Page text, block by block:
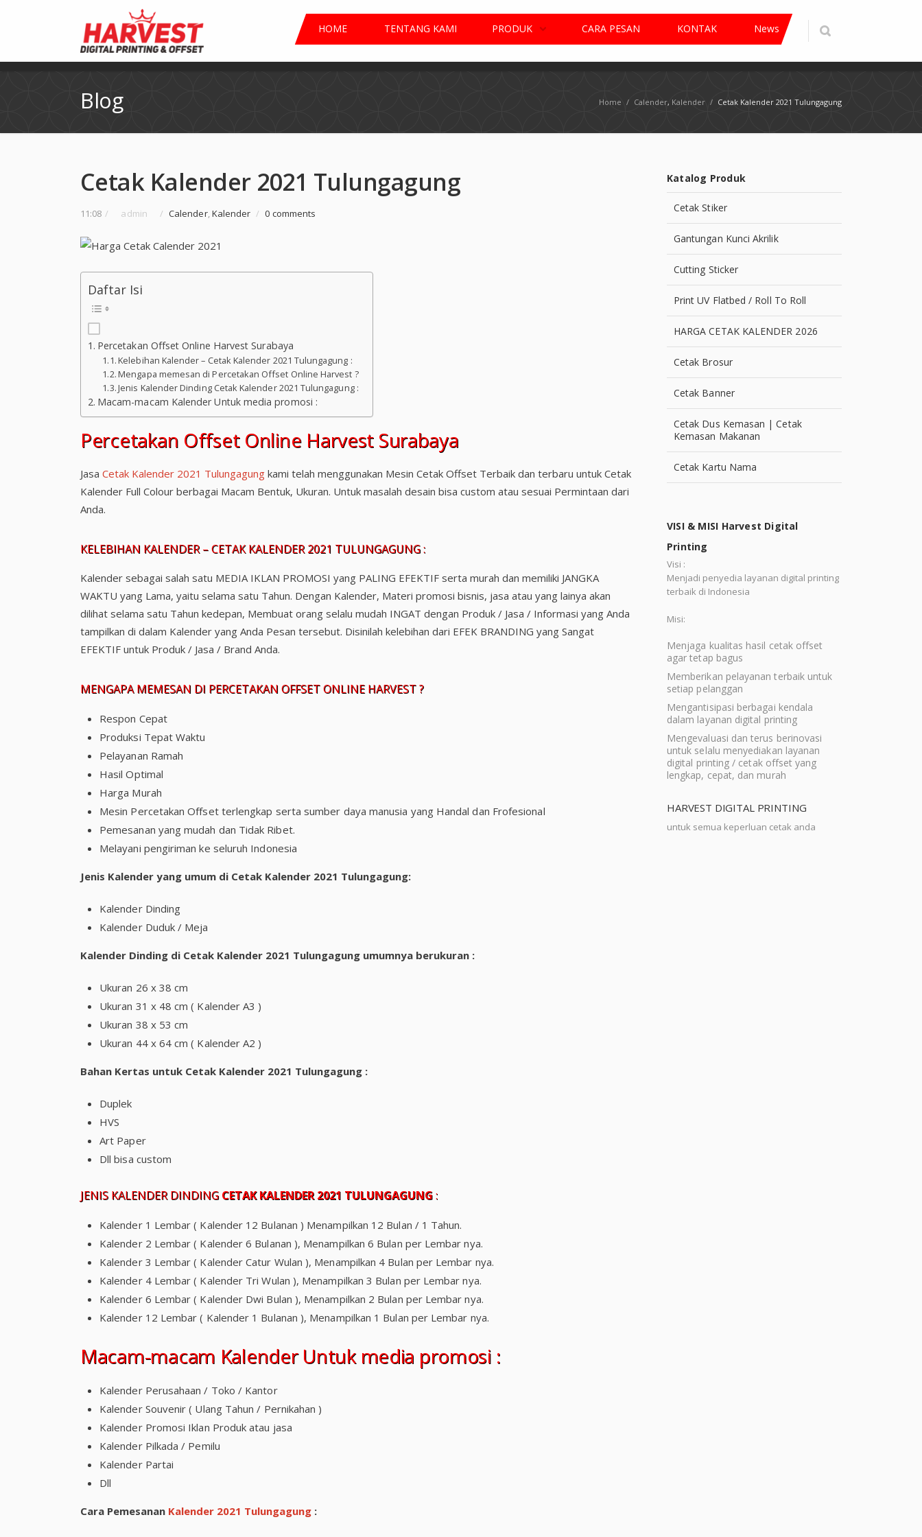
HOME TENTANG KAMI PRODUK CARA PESAN KONTAK News
Home / Calender, Kalender / Cetak Kalender 2021 Tulungagung
Blog
Cetak Kalender 2021 Tulungagung
11:08 / admin / Calender,Kalender / 0 comments
Daftar Isi
Percetakan Offset Online Harvest Surabaya
Kelebihan Kalender – Cetak Kalender 2021 Tulungagung :
Mengapa memesan di Percetakan Offset Online Harvest ?
Jenis Kalender Dinding Cetak Kalender 2021 Tulungagung :
Macam-macam Kalender Untuk media promosi :
Percetakan Offset Online Harvest Surabaya
Jasa Cetak Kalender 2021 Tulungagung kami telah menggunakan Mesin Cetak Offset Terbaik dan terbaru untuk Cetak
Kalender Full Colour berbagai Macam Bentuk, Ukuran. Untuk masalah desain bisa custom atau sesuai Permintaan dari
Anda.
KELEBIHAN KALENDER – CETAK KALENDER 2021 TULUNGAGUNG :
Kalender sebagai salah satu MEDIA IKLAN PROMOSI yang PALING EFEKTIF serta murah dan memiliki JANGKA
WAKTU yang Lama, yaitu selama satu Tahun. Dengan Kalender, Materi promosi bisnis, jasa atau yang lainya akan
dilihat selama satu Tahun kedepan, Membuat orang selalu mudah INGAT dengan Produk / Jasa / Informasi yang Anda
tampilkan di dalam Kalender yang Anda Pesan tersebut. Disinilah kelebihan dari EFEK BRANDING yang Sangat
EFEKTIF untuk Produk / Jasa / Brand Anda.
MENGAPA MEMESAN DI PERCETAKAN OFFSET ONLINE HARVEST ?
Respon Cepat
Produksi Tepat Waktu
Pelayanan Ramah
Hasil Optimal
Harga Murah
Mesin Percetakan Offset terlengkap serta sumber daya manusia yang Handal dan Frofesional
Pemesanan yang mudah dan Tidak Ribet.
Melayani pengiriman ke seluruh Indonesia
Jenis Kalender yang umum di Cetak Kalender 2021 Tulungagung:
Kalender Dinding
Kalender Duduk / Meja
Kalender Dinding di Cetak Kalender 2021 Tulungagung umumnya berukuran :
Ukuran 26 x 38 cm
Ukuran 31 x 48 cm ( Kalender A3 )
Ukuran 38 x 53 cm
Ukuran 44 x 64 cm ( Kalender A2 )
Bahan Kertas untuk Cetak Kalender 2021 Tulungagung :
Duplek
HVS
Art Paper
Dll bisa custom
JENIS KALENDER DINDING CETAK KALENDER 2021 TULUNGAGUNG:
Kalender 1 Lembar ( Kalender 12 Bulanan ) Menampilkan 12 Bulan / 1 Tahun.
Kalender 2 Lembar ( Kalender 6 Bulanan ), Menampilkan 6 Bulan per Lembar nya.
Kalender 3 Lembar ( Kalender Catur Wulan ), Menampilkan 4 Bulan per Lembar nya.
Kalender 4 Lembar ( Kalender Tri Wulan ), Menampilkan 3 Bulan per Lembar nya.
Kalender 6 Lembar ( Kalender Dwi Bulan ), Menampilkan 2 Bulan per Lembar nya.
Kalender 12 Lembar ( Kalender 1 Bulanan ), Menampilkan 1 Bulan per Lembar nya.
Macam-macam Kalender Untuk media promosi :
Kalender Perusahaan / Toko / Kantor
Kalender Souvenir ( Ulang Tahun / Pernikahan )
Kalender Promosi Iklan Produk atau jasa
Kalender Pilkada / Pemilu
Kalender Partai
Dll
Cara Pemesanan Kalender 2021 Tulungagung :
Katalog Produk
Cetak Stiker
Gantungan Kunci Akrilik
Cutting Sticker
Print UV Flatbed / Roll To Roll
HARGA CETAK KALENDER 2026
Cetak Brosur
Cetak Banner
Cetak Dus Kemasan | Cetak
Kemasan Makanan
Cetak Kartu Nama
VISI & MISI Harvest Digital
Printing
Visi :
Menjadi penyedia layanan digital printing
terbaik di Indonesia
Misi:
Menjaga kualitas hasil cetak offset
agar tetap bagus
Memberikan pelayanan terbaik untuk
setiap pelanggan
Mengantisipasi berbagai kendala
dalam layanan digital printing
Mengevaluasi dan terus berinovasi
untuk selalu menyediakan layanan
digital printing / cetak offset yang
lengkap, cepat, dan murah
HARVEST DIGITAL PRINTING
untuk semua keperluan cetak anda